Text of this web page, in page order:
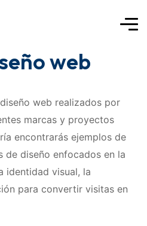
web
web realizados por
marcas y proyectos
encontrarás ejemplos de
de diseño enfocados en la
identidad visual, la
para convertir visitas en